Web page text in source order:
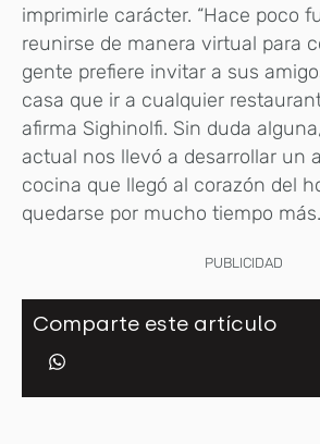
imprimirle carácter. “Hace poco
reunirse de manera virtual para
gente prefiere invitar a sus
casa que ir a cualquier
afirma Sighinolfi. Sin duda
actual nos llevó a desarrollar un
cocina que llegó al corazón del
quedarse por mucho tiempo más.
PUBLICIDAD
Comparte este artículo